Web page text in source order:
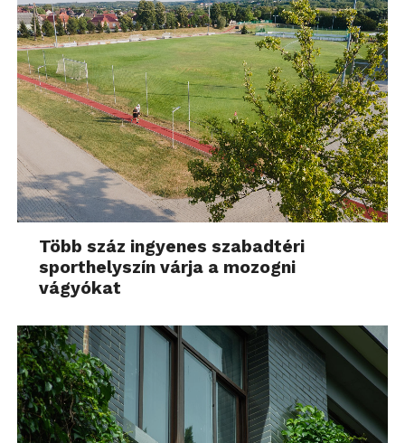
Több száz ingyenes szabadtéri
sporthelyszín várja a mozogni
vágyókat